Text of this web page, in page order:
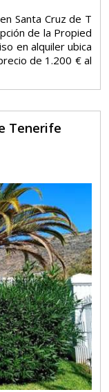
Santa Cruz de T
de la Propied
en alquiler ubica
de 1.200 € al
Tenerife